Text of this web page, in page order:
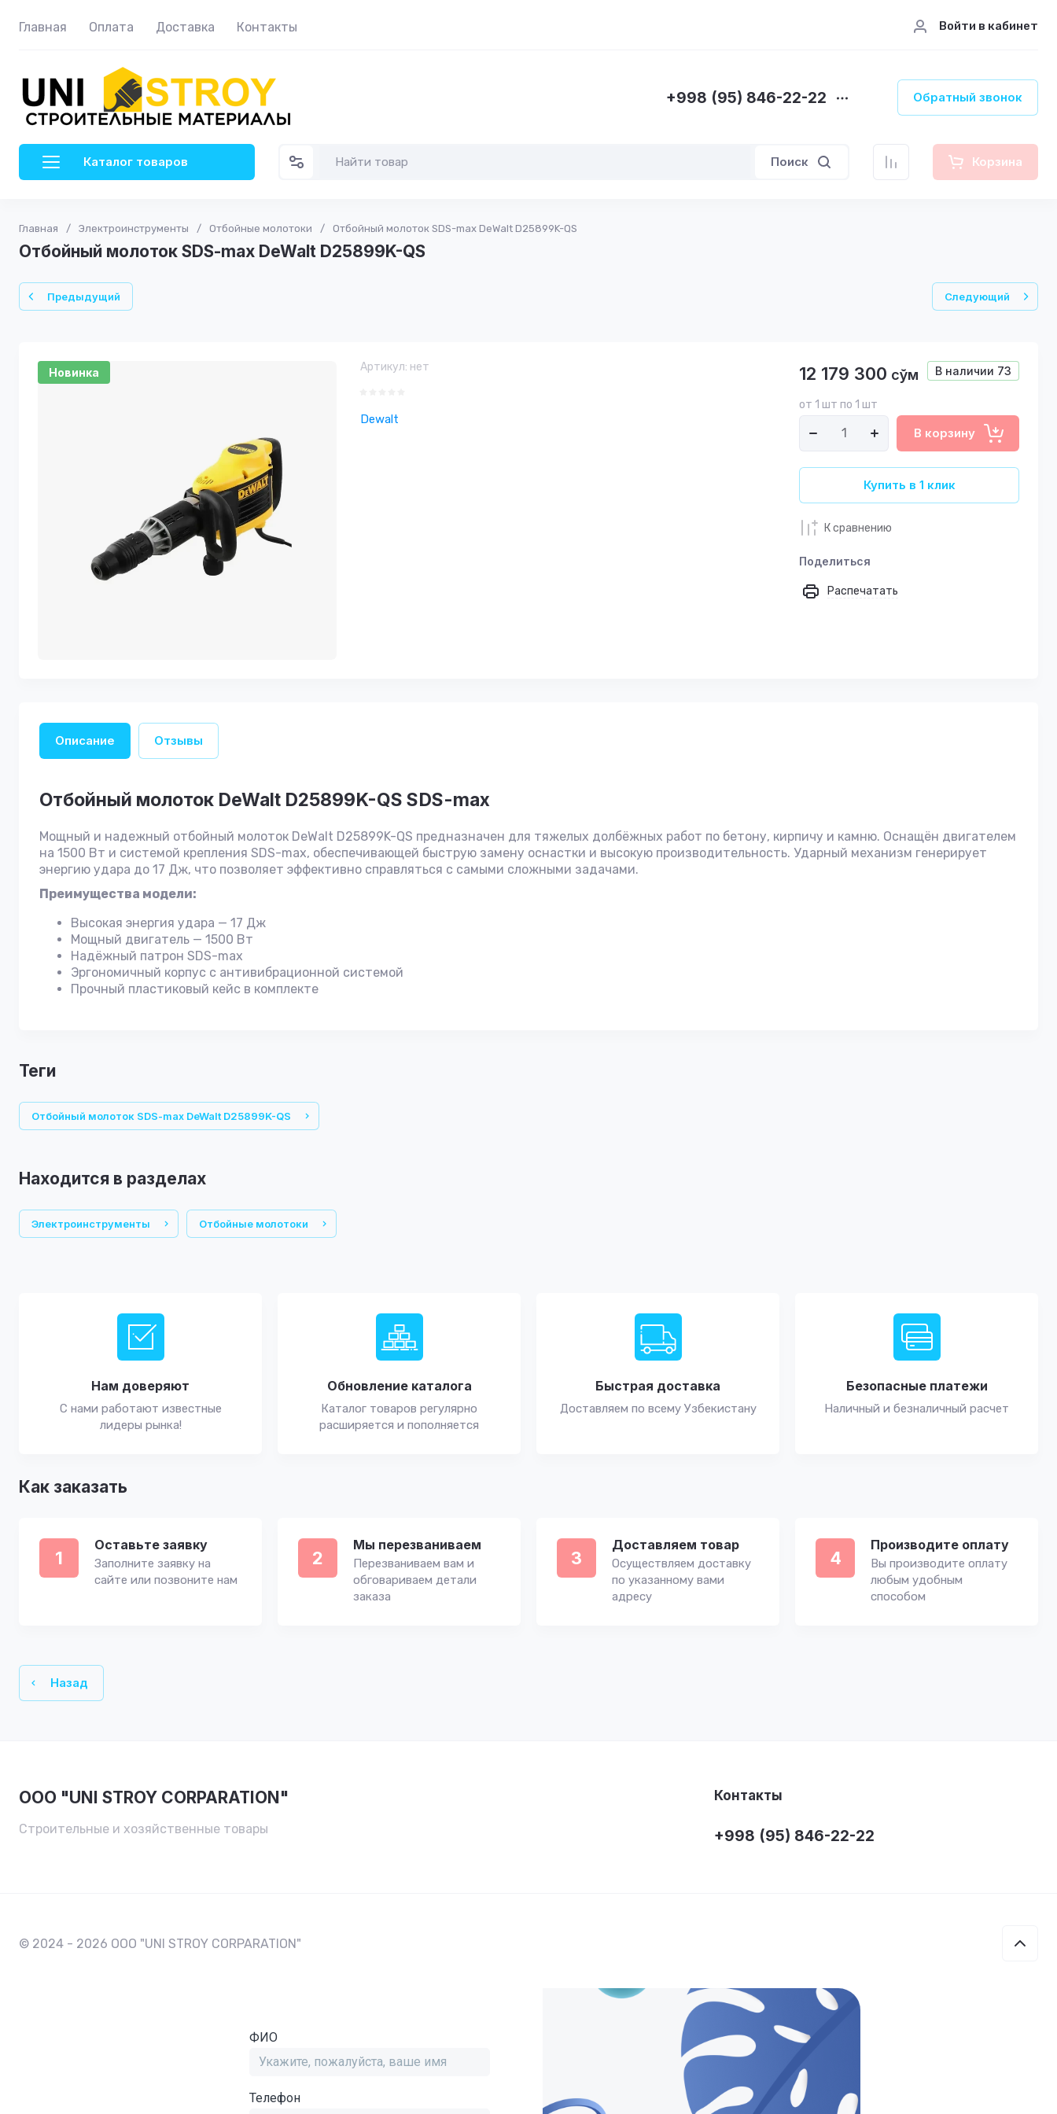
Главная Оплата Доставка Контакты Войти в кабинет
+998 (95) 846-22-22 Обратный звонок
Каталог товаров Поиск Корзина
Главная / Электроинструменты / Отбойные молотоки / Отбойный молоток SDS-max DeWalt D25899K-QS
Отбойный молоток SDS-max DeWalt D25899K-QS
Предыдущий Следующий
Новинка Артикул: нет
Dewalt
В наличии 73
12 179 300 сўм
от 1 шт по 1 шт
В корзину
Купить в 1 клик
К сравнению
Поделиться
Распечатать
Описание Отзывы
Отбойный молоток DeWalt D25899K-QS SDS-max
Мощный и надежный отбойный молоток DeWalt D25899K-QS предназначен для тяжелых долбёжных работ по бетону, кирпичу и камню. Оснащён двигателем
на 1500 Вт и системой крепления SDS-max, обеспечивающей быструю замену оснастки и высокую производительность. Ударный механизм генерирует
энергию удара до 17 Дж, что позволяет эффективно справляться с самыми сложными задачами.
Преимущества модели:
Высокая энергия удара — 17 Дж
Мощный двигатель — 1500 Вт
Надёжный патрон SDS-max
Эргономичный корпус с антивибрационной системой
Прочный пластиковый кейс в комплекте
теги
Отбойный молоток SDS-max DeWalt D25899K-QS
Находится в разделах
Электроинструменты Отбойные молотоки
Нам доверяют
С нами работают известные
лидеры рынка!
Обновление каталога
Каталог товаров регулярно
расширяется и пополняется
Быстрая доставка
Доставляем по всему Узбекистану
Безопасные платежи
Наличный и безналичный расчет
Как заказать
1
Оставьте заявку
Заполните заявку на
сайте или позвоните нам
2
Мы перезваниваем
Перезваниваем вам и
обговариваем детали
заказа
3
Доставляем товар
Осуществляем доставку
по указанному вами
адресу
4
Производите оплату
Вы производите оплату
любым удобным
способом
Назад
OOO "UNI STROY CORPARATION"
Строительные и хозяйственные товары
Контакты
+998 (95) 846-22-22
© 2024 - 2026 OOO "UNI STROY CORPARATION"